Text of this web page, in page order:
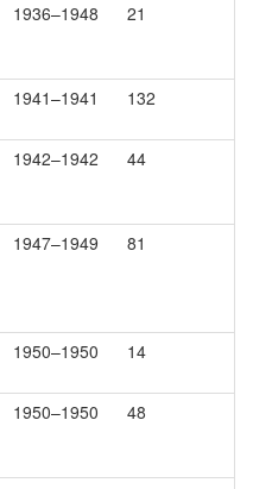
1936–1948 21
1941–1941 132
1942–1942 44
1947–1949 81
1950–1950 14
1950–1950 48